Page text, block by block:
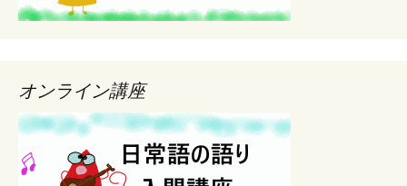
オンライン講座